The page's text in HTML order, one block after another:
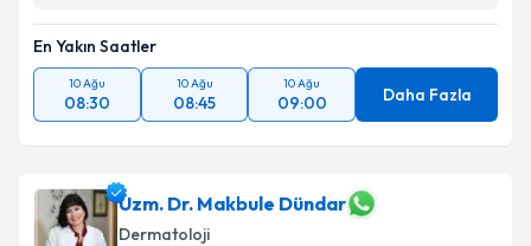
En Yakın Saatler
10 Ağu
08:30
10 Ağu
08:45
10 Ağu
09:00 Daha Fazla
Uzm. Dr. Makbule Dündar
Dermatoloji